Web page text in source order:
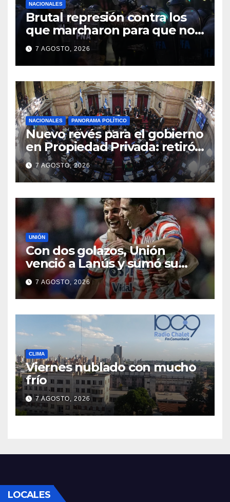
NACIONALES
Brutal represión contra los
que marcharon para que no
se venda la patria
7 AGOSTO, 2026
NACIONALES PANORAMA POLÍTICO
Nuevo revés para el gobierno
en Propiedad Privada: retiró
el capítulo que pretendía
modificar la Ley de Manejo
del Fuego
7 AGOSTO, 2026
UNIÓN
Con dos golazos, Unión
venció a Lanús y sumó su
primer triunfo en el Clausura
7 AGOSTO, 2026
CLIMA
Viernes nublado con mucho
frío
7 AGOSTO, 2026
LOCALES